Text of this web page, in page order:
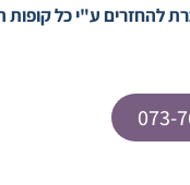
ע"י כל קופות